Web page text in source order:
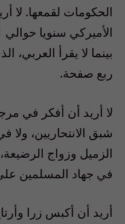
الحكومات لقمعها. لا
بينما لا يقرأ العربي،
ربع صفحة.
لا أريد أن أفكر في
شبق الانتحاريين،
الزميل وزواج
في جهاد المسلمين
أريد أن أكبس زرا